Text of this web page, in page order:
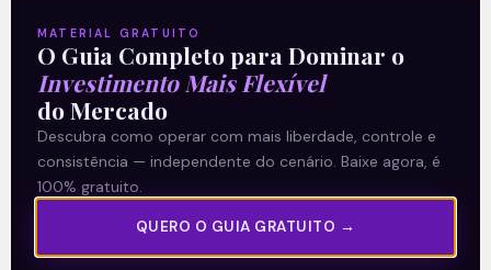
dos EUA.
Acompanhe nossas Redes Sociais!
O conteúdo foi útil para você? Compartilhe!
MATERIAL GRATUITO
O Guia Completo para Dominar o
Investimento Mais Flexível
do Mercado
Descubra como operar com mais liberdade, controle e
consistência — independente do cenário. Baixe agora, é
100% gratuito.
QUERO O GUIA GRATUITO →